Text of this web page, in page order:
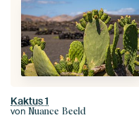
Kaktus 1
von Nuance Beeld